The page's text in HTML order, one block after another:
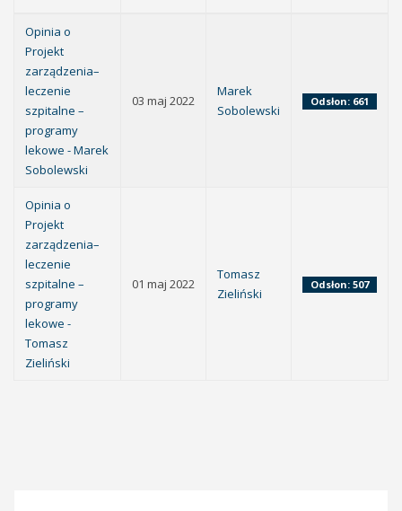
Opinia o
Projekt
zarządzenia–
leczenie
szpitalne –
programy
lekowe - Marek
Sobolewski
03 maj 2022
Marek
Sobolewski
Odsłon: 661
Opinia o
Projekt
zarządzenia–
leczenie
szpitalne –
programy
lekowe -
Tomasz
Zieliński
01 maj 2022
Tomasz
Zieliński
Odsłon: 507